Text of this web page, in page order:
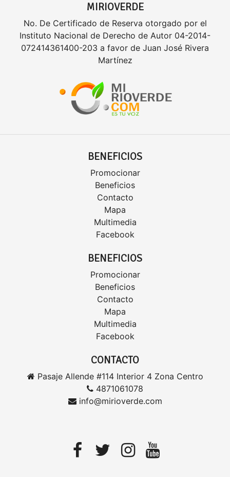
MIRIOVERDE
No. De Certificado de Reserva otorgado por el
Instituto Nacional de Derecho de Autor 04-2014-
072414361400-203 a favor de Juan José Rivera
Martínez
BENEFICIOS
Promocionar
Beneficios
Contacto
Mapa
Multimedia
Facebook
BENEFICIOS
Promocionar
Beneficios
Contacto
Mapa
Multimedia
Facebook
CONTACTO
Pasaje Allende #114 Interior 4 Zona Centro
4871061078
info@mirioverde.com